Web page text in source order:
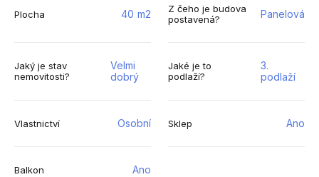
Plocha 40 m2
Z čeho je budova
postavená?
Panelová
Jaký je stav
nemovitosti?
Velmi
dobrý
Jaké je to
podlaží?
3.
podlaží
Vlastnictví Osobní Sklep Ano
Balkon Ano